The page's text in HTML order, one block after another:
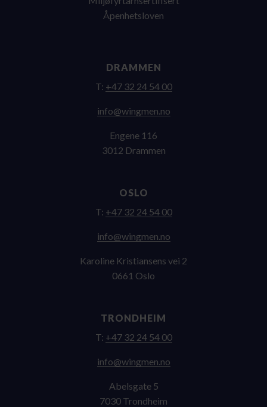
Åpenhetsloven
DRAMMEN
T: +47 32 24 54 00
on.nemgniw@ofni
Engene 116
3012 Drammen
OSLO
T: +47 32 24 54 00
on.nemgniw@ofni
Karoline Kristiansens vei 2
0661 Oslo
TRONDHEIM
T: +47 32 24 54 00
on.nemgniw@ofni
Abelsgate 5
7030 Trondheim